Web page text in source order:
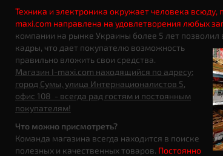
Техника и электроника окружает человека всюду,
maxi.com направлена на удовлетворения любых
компании на рынке Украины более 5 лет
кадры, что дает покупателю возможность
правильно вложить свои средства.
Магазин I-maxi.com находящийся по адресу:
город Сумы, улица Интернационалистов 5,
офис 108 - всегда рад гостям и постоянным
покупателям!
Что можно присмотреть?
Команда магазина всегда находится в поиске
полезных и качественных товаров. Постоянно